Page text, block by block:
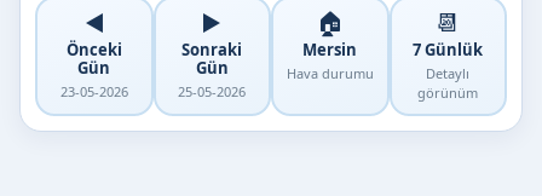
◀️
Önceki
Gün
23-05-2026
▶️
Sonraki
Gün
25-05-2026
🏠
Mersin
Hava durumu
📆
7 Günlük
Detaylı
görünüm